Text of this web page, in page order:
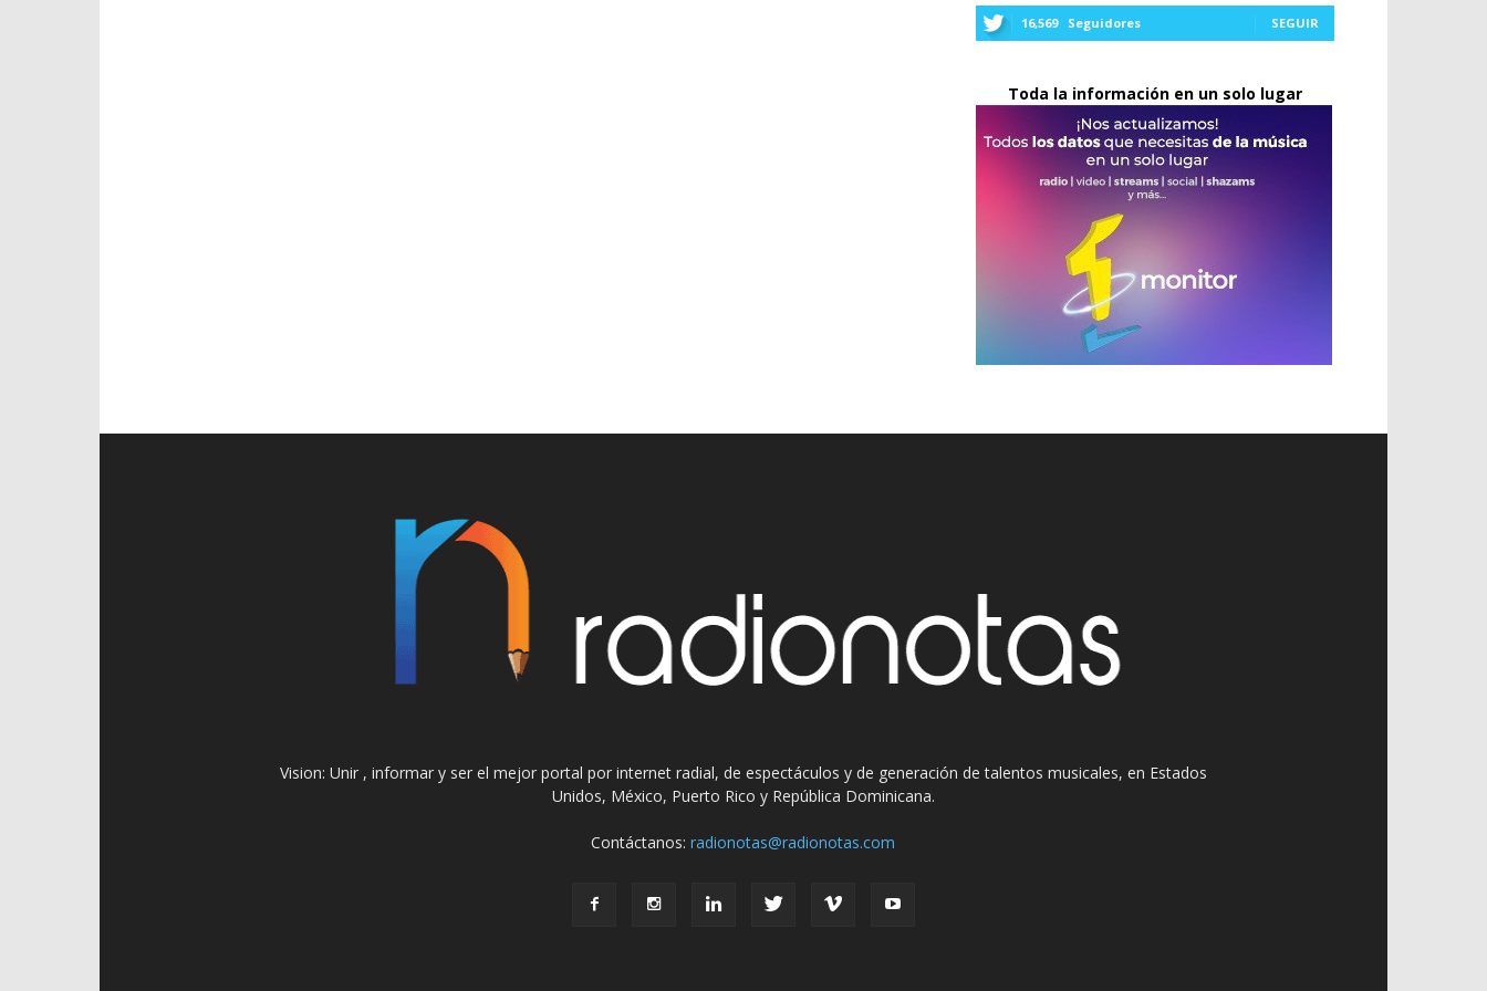
16,569 Seguidores SEGUIR
Toda la información en un solo lugar
Vision: Unir , informar y ser el mejor portal por internet radial, de espectáculos y de generación de talentos musicales, en Estados
Unidos, México, Puerto Rico y República Dominicana.
Contáctanos:radionotas@radionotas.com